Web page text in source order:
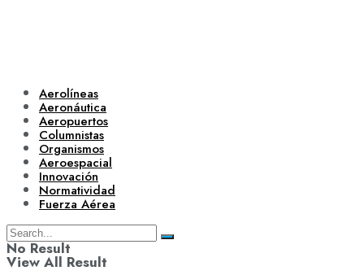
Aerolíneas
Aeronáutica
Aeropuertos
Columnistas
Organismos
Aeroespacial
Innovación
Normatividad
Fuerza Aérea
No Result
View All Result